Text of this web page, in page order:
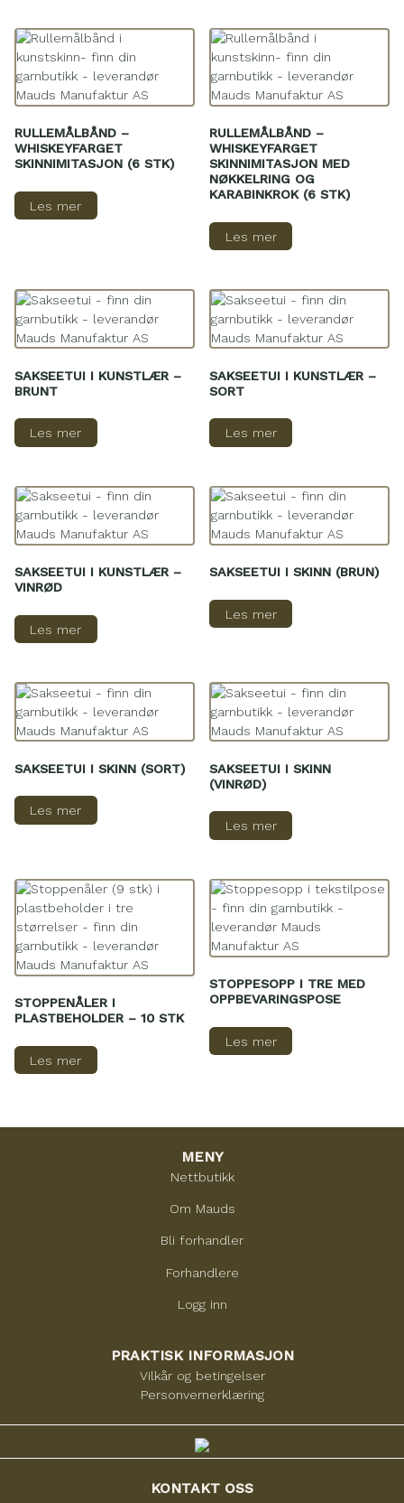
RULLEMÅLBÅND –
WHISKEYFARGET
SKINNIMITASJON (6 STK)
Les mer
RULLEMÅLBÅND –
WHISKEYFARGET
SKINNIMITASJON MED
NØKKELRING OG
KARABINKROK (6 STK)
Les mer
SAKSEETUI I KUNSTLÆR –
BRUNT
Les mer
SAKSEETUI I KUNSTLÆR –
SORT
Les mer
SAKSEETUI I KUNSTLÆR –
VINRØD
Les mer
SAKSEETUI I SKINN (BRUN)
Les mer
SAKSEETUI I SKINN (SORT)
Les mer
SAKSEETUI I SKINN
(VINRØD)
Les mer
STOPPENÅLER I
PLASTBEHOLDER – 10 STK
Les mer
STOPPESOPP I TRE MED
OPPBEVARINGSPOSE
Les mer
MENY
Nettbutikk
Om Mauds
Bli forhandler
Forhandlere
Logg inn
PRAKTISK INFORMASJON
Vilkår og betingelser
Personvernerklæring
KONTAKT OSS